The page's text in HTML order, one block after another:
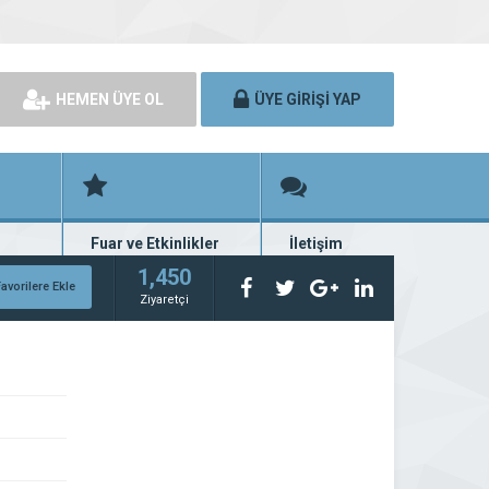
HEMEN ÜYE OL ÜYE GİRİŞİ YAP
Fuar ve Etkinlikler
Fuar ve etkinlik planları
İletişim
Bize ulaşın
Ekle
1,450
Ziyaretçi